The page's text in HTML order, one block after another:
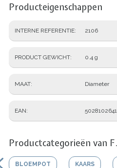
Producteigenschappen
INTERNE REFERENTIE 2106
PRODUCT GEWICHT 0.4 g
MAAT Diameter
EAN
Productcategorieën van
BLOEMPOT KAARS